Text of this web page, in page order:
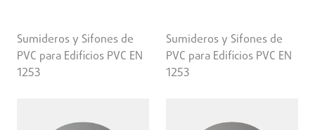
Sumideros y Sifones de
PVC para Edificios PVC EN
1253
Sumideros y Sifones de
PVC para Edificios PVC EN
1253